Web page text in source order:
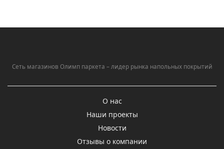
Сеть магазинов Олимп паркета – лидер рынка напольных покрытий
О нас
Наши проекты
Новости
Отзывы о компании